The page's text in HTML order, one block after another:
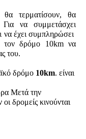
τερματίσουν, θα
να συμμετάσχει
έχει συμπληρώσει
τον δρόμο 10km να
του.
δρόμο 10km. είναι
Μετά την
δρομείς κινούνται